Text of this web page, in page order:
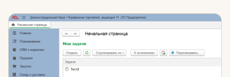
Цветовые темы интерфейса в 1С